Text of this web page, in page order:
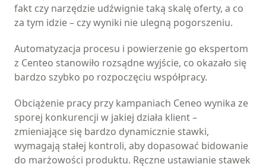
fakt czy narzędzie udźwignie taką skalę oferty, a co
za tym idzie – czy wyniki nie ulegną pogorszeniu.
Automatyzacja procesu i powierzenie go ekspertom
z Centeo stanowiło rozsądne wyjście, co okazało się
bardzo szybko po rozpoczęciu współpracy.
Obciążenie pracy przy kampaniach Ceneo wynika ze
sporej konkurencji w jakiej działa klient –
zmieniające się bardzo dynamicznie stawki,
wymagają stałej kontroli, aby dopasować bidowanie
do marżowości produktu. Ręczne ustawianie stawek